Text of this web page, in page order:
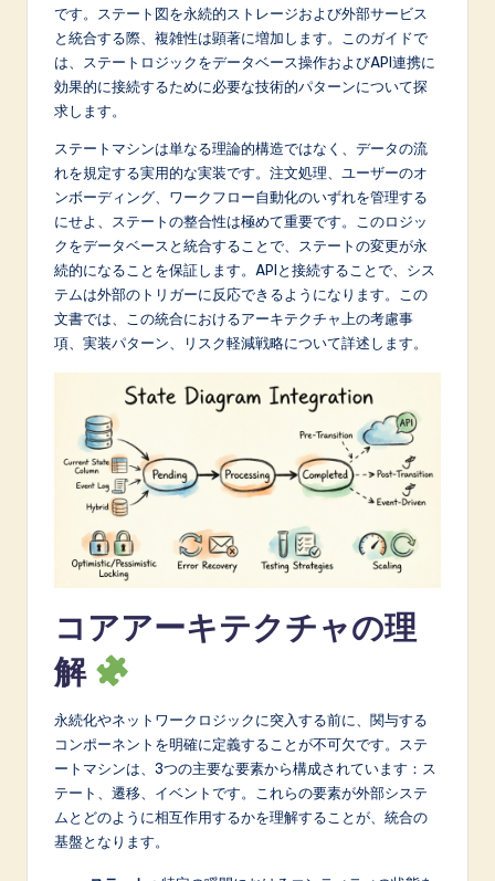
L
in
A
w
o
です。ステート図を永続的ストレージおよび外部サービス
と統合する際、複雑性は顕著に増加します。このガイドで
は、ステートロジックをデータベース操作およびAPI連携に
効果的に接続するために必要な技術的パターンについて探
求します。
ステートマシンは単なる理論的構造ではなく、データの流
れを規定する実用的な実装です。注文処理、ユーザーのオ
ンボーディング、ワークフロー自動化のいずれを管理する
にせよ、ステートの整合性は極めて重要です。このロジッ
クをデータベースと統合することで、ステートの変更が永
続的になることを保証します。APIと接続することで、シス
テムは外部のトリガーに反応できるようになります。この
文書では、この統合におけるアーキテクチャ上の考慮事
項、実装パターン、リスク軽減戦略について詳述します。
コアアーキテクチャの理
解
永続化やネットワークロジックに突入する前に、関与する
コンポーネントを明確に定義することが不可欠です。ステ
ートマシンは、3つの主要な要素から構成されています：ス
テート、遷移、イベントです。これらの要素が外部システ
ムとどのように相互作用するかを理解することが、統合の
基盤となります。